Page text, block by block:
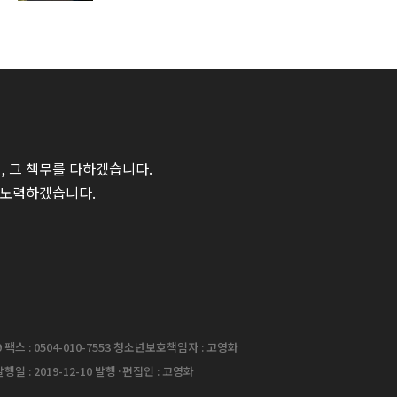
그 책무를 다하겠습니다.
력하겠습니다.
스 : 0504-010-7553 청소년보호책임자 : 고영화
일 : 2019-12-10 발행·편집인 : 고영화